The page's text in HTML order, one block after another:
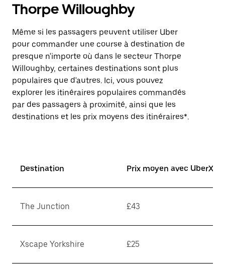
Thorpe Willoughby
Même si les passagers peuvent utiliser Uber
pour commander une course à destination de
presque n'importe où dans le secteur Thorpe
Willoughby, certaines destinations sont plus
populaires que d'autres. Ici, vous pouvez
explorer les itinéraires populaires commandés
par des passagers à proximité, ainsi que les
destinations et les prix moyens des itinéraires*.
Destination Prix moyen avec UberX*
The Junction £43
Xscape Yorkshire £25